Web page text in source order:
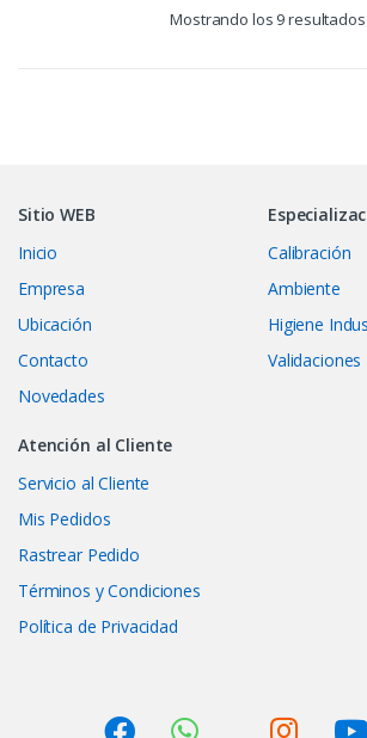
Mostrando los 9 resultados
Sitio WEB
Inicio
Empresa
Ubicación
Contacto
Novedades
Calibración
Ambiente
Higiene
Validaciones
Atención al Cliente
Servicio al Cliente
Mis Pedidos
Rastrear Pedido
Términos y Condiciones
Política de Privacidad